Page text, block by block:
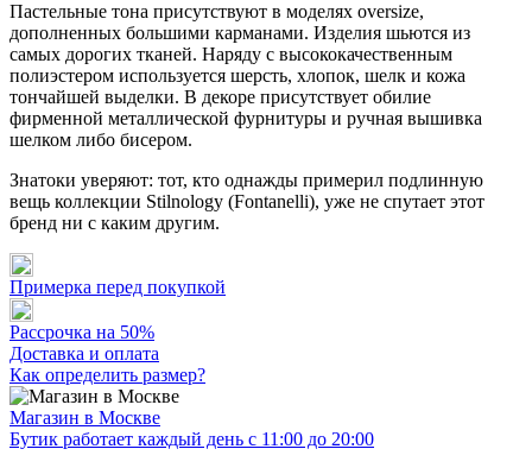
Пастельные тона присутствуют в моделях oversize,
дополненных большими карманами. Изделия шьются из
самых дорогих тканей. Наряду с высококачественным
полиэстером используется шерсть, хлопок, шелк и кожа
тончайшей выделки. В декоре присутствует обилие
фирменной металлической фурнитуры и ручная вышивка
шелком либо бисером.
Знатоки уверяют: тот, кто однажды примерил подлинную
вещь коллекции Stilnology (Fontanelli), уже не спутает этот
бренд ни с каким другим.
Примерка перед покупкой
Рассрочка на 50%
Доставка и оплата
Как определить размер?
Магазин в Москве
Бутик работает каждый день с 11:00 до 20:00